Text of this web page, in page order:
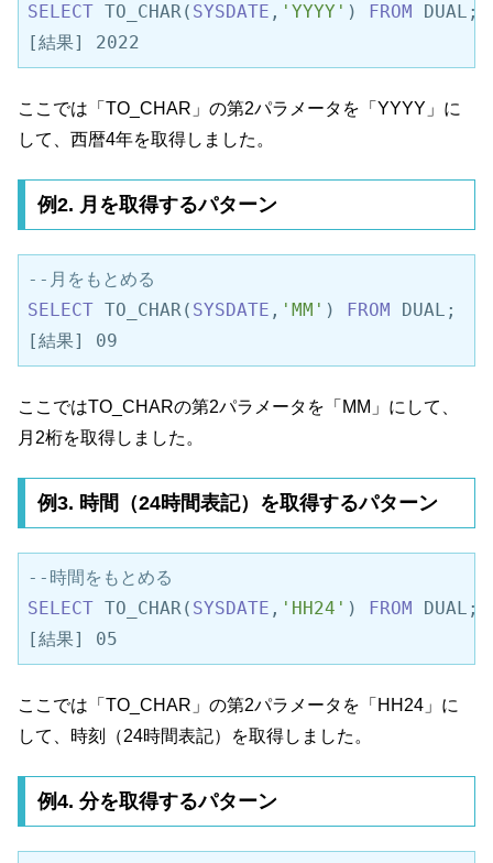
SELECT TO_CHAR( SYSDATE , 'YYYY' ) FROM
DUAL;
[結果] 2022
ここでは「TO_CHAR」の第2パラメータを「YYYY」に
して、西暦4年を取得しました。
例2. 月を取得するパターン
--月をもとめる
SELECT TO_CHAR( SYSDATE , 'MM' ) FROM
DUAL;
[結果] 09
ここではTO_CHARの第2パラメータを「MM」にして、
月2桁を取得しました。
例3. 時間（24時間表記）を取得するパターン
--時間をもとめる
SELECT TO_CHAR( SYSDATE , 'HH24' ) FROM
DUAL;
[結果] 05
ここでは「TO_CHAR」の第2パラメータを「HH24」に
して、時刻（24時間表記）を取得しました。
例4. 分を取得するパターン